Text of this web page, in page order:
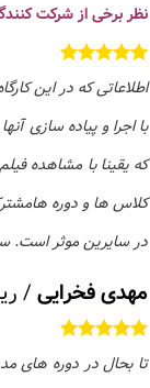
نظر برخی از شرکت
اطلاعاتی که در این
که یقینا با مشاهده
کلاس ها و دوره
در سایرین موثر است.
مهدی فخرایی /